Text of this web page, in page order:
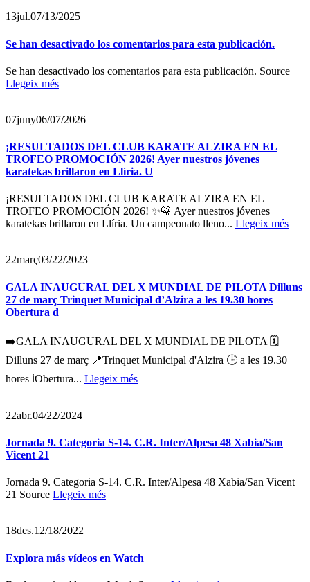
13jul.07/13/2025
Se han desactivado los comentarios para esta publicación.
Se han desactivado los comentarios para esta publicación. Source
Llegeix més
07juny06/07/2026
¡RESULTADOS DEL CLUB KARATE ALZIRA EN EL
TROFEO PROMOCIÓN 2026! Ayer nuestros jóvenes
karatekas brillaron en Llíria. U
¡RESULTADOS DEL CLUB KARATE ALZIRA EN EL
TROFEO PROMOCIÓN 2026! ✨🥋 Ayer nuestros jóvenes
karatekas brillaron en Llíria. Un campeonato lleno... Llegeix més
22març03/22/2023
GALA INAUGURAL DEL X MUNDIAL DE PILOTA Dilluns
27 de març Trinquet Municipal d’Alzira a les 19.30 hores
Obertura d
➡️GALA INAUGURAL DEL X MUNDIAL DE PILOTA 🗓️
Dilluns 27 de març 📍Trinquet Municipal d'Alzira 🕒 a les 19.30
hores ℹ️Obertura... Llegeix més
22abr.04/22/2024
Jornada 9. Categoria S-14. C.R. Inter/Alpesa 48 Xabia/San
Vicent 21
Jornada 9. Categoria S-14. C.R. Inter/Alpesa 48 Xabia/San Vicent
21 Source Llegeix més
18des.12/18/2022
Explora más vídeos en Watch